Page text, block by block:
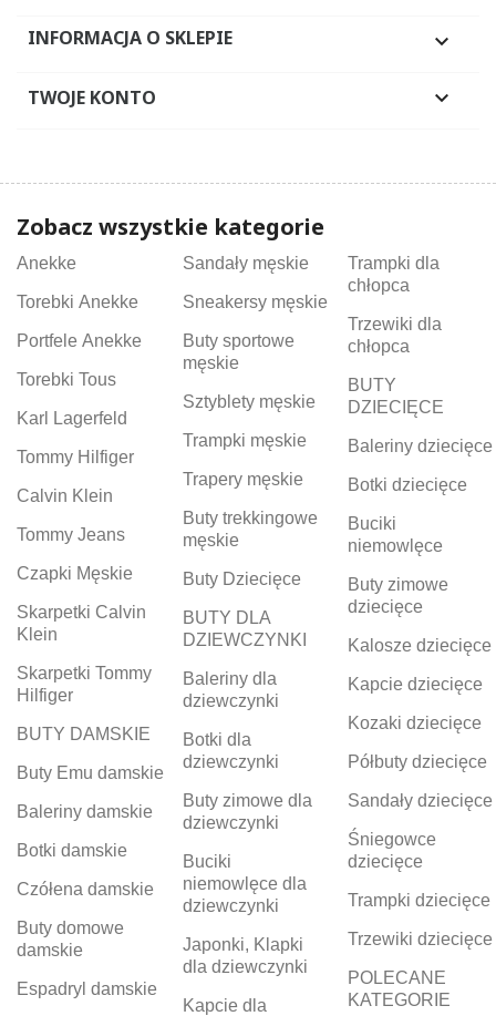
INFORMACJA O SKLEPIE 
TWOJE KONTO 
Zobacz wszystkie kategorie
Anekke
Torebki Anekke
Portfele Anekke
Torebki Tous
Karl Lagerfeld
Tommy Hilfiger
Calvin Klein
Tommy Jeans
Czapki Męskie
Skarpetki Calvin
Klein
Skarpetki Tommy
Hilfiger
BUTY DAMSKIE
Buty Emu damskie
Baleriny damskie
Botki damskie
Czółena damskie
Buty domowe
damskie
Espadryl damskie
Sandały męskie
Sneakersy męskie
Buty sportowe
męskie
Sztyblety męskie
Trampki męskie
Trapery męskie
Buty trekkingowe
męskie
Buty Dziecięce
BUTY DLA
DZIEWCZYNKI
Baleriny dla
dziewczynki
Botki dla
dziewczynki
Buty zimowe dla
dziewczynki
Buciki
niemowlęce dla
dziewczynki
Japonki, Klapki
dla dziewczynki
Kapcie dla
Trampki dla
chłopca
Trzewiki dla
chłopca
BUTY
DZIECIĘCE
Baleriny dziecięce
Botki dziecięce
Buciki
niemowlęce
Buty zimowe
dziecięce
Kalosze dziecięce
Kapcie dziecięce
Kozaki dziecięce
Półbuty dziecięce
Sandały dziecięce
Śniegowce
dziecięce
Trampki dziecięce
Trzewiki dziecięce
POLECANE
KATEGORIE